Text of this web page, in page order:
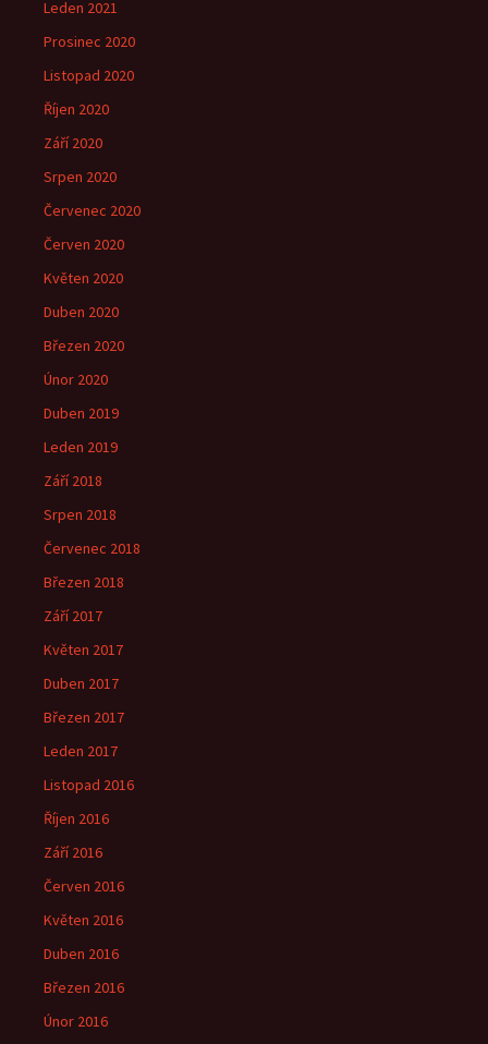
Leden 2021
Prosinec 2020
Listopad 2020
Říjen 2020
Září 2020
Srpen 2020
Červenec 2020
Červen 2020
Květen 2020
Duben 2020
Březen 2020
Únor 2020
Duben 2019
Leden 2019
Září 2018
Srpen 2018
Červenec 2018
Březen 2018
Září 2017
Květen 2017
Duben 2017
Březen 2017
Leden 2017
Listopad 2016
Říjen 2016
Září 2016
Červen 2016
Květen 2016
Duben 2016
Březen 2016
Únor 2016